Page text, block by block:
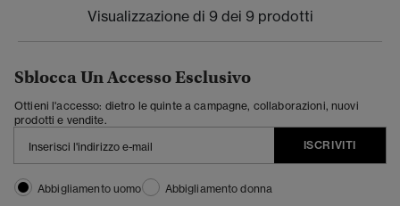
Visualizzazione di 9 dei 9 prodotti
Sblocca Un Accesso Esclusivo
Ottieni l'accesso: dietro le quinte a campagne, collaborazioni, nuovi
prodotti e vendite.
ISCRIVITI
Abbigliamento uomo
Abbigliamento donna